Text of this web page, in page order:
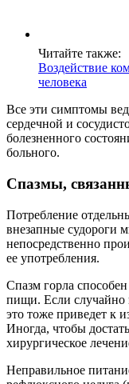
Читайте также:
Воздействие
человека
Все эти симптомы
сердечной и
болезненного
больного.
Спазмы,
Потребление
внезапные судороги
непосредственно
ее употребления.
Спазм горла
пищи. Если случайно
это тоже приведет к
Иногда, чтобы
хирургическое
Неправильное